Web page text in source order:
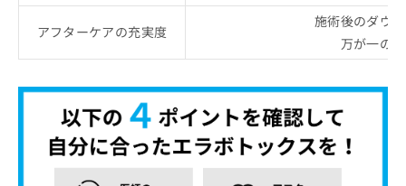
アフターケアの充実度
施術後のダウ
万が一の